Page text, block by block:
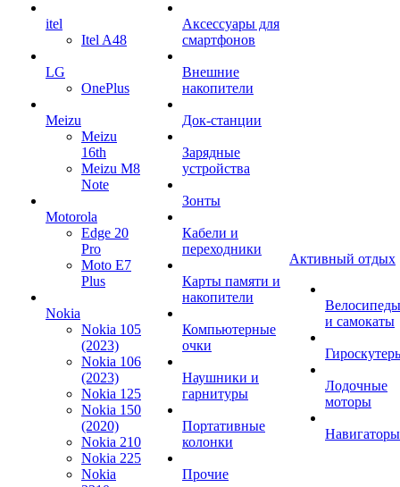
itel
Itel A48
LG
OnePlus
Meizu
Meizu
16th
Meizu M8
Note
Motorola
Edge 20
Pro
Moto E7
Plus
Nokia
Nokia 105
(2023)
Nokia 106
(2023)
Nokia 125
Nokia 150
(2020)
Nokia 210
Nokia 225
Nokia
Аксессуары для
смартфонов
Внешние
накопители
Док-станции
Зарядные
устройства
Зонты
Кабели и
переходники
Карты памяти и
накопители
Компьютерные
очки
Наушники и
гарнитуры
Портативные
колонки
Прочие
Активный отдых
Велосипеды
и самокаты
Лодочные
моторы
Навигаторы